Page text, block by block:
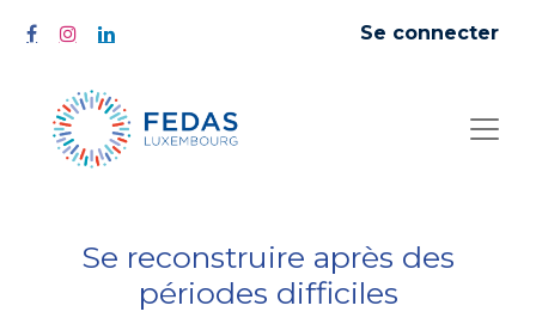
Se connecter
Se reconstruire après des
périodes difficiles